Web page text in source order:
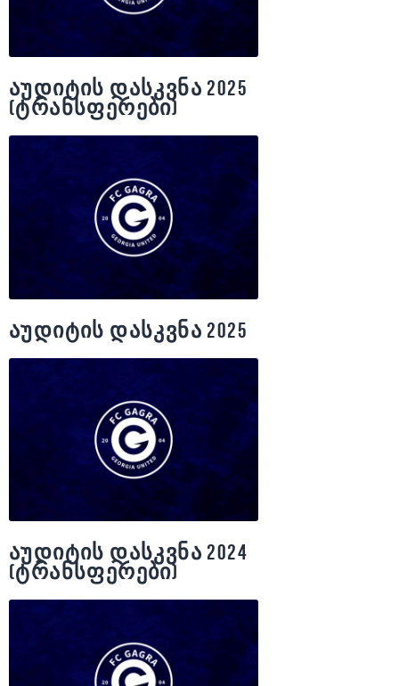
აუდიტის დასკვნა 2025
(ტრანსფერები)
აუდიტის დასკვნა 2025
აუდიტის დასკვნა 2024
(ტრანსფერები)